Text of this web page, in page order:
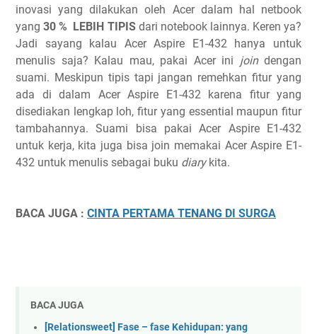
inovasi yang dilakukan oleh Acer dalam hal netbook
yang30 % LEBIH TIPISdari notebook lainnya. Keren ya?
Jadi sayang kalau Acer Aspire E1-432 hanya untuk
menulis saja? Kalau mau, pakai Acer ini joindengan
suami. Meskipun tipis tapi jangan remehkan fitur yang
ada di dalam Acer Aspire E1-432 karena fitur yang
disediakan lengkap loh, fitur yang essential maupun fitur
tambahannya. Suami bisa pakai Acer Aspire E1-432
untuk kerja, kita juga bisa join memakai Acer Aspire E1-
432 untuk menulis sebagai buku diarykita.
BACA JUGA : CINTA PERTAMA TENANG DI SURGA
BACA JUGA
[Relationsweet] Fase – fase Kehidupan: yang